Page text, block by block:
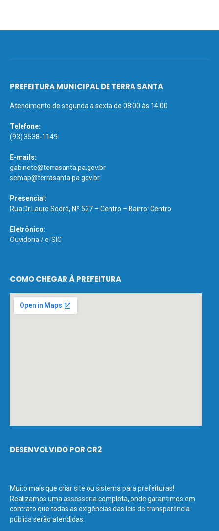
PREFEITURA MUNICIPAL DE TERRA SANTA
Atendimento de segunda a sexta de 08:00 às 14:00
Telefone:
(93) 3538-1149
E-mails:
gabinete@terrasanta.pa.gov.br
semap@terrasanta.pa.gov.br
Presencial:
Rua Dr.Lauro Sodré, Nº 527 – Centro – Bairro: Centro
Eletrônico:
Ouvidoria /e-SIC
COMO CHEGAR À PREFEITURA
DESENVOLVIDO POR CR2
Muito mais que criar site ou sistema para prefeituras!
Realizamos uma assessoria completa, onde garantimos em
contrato que todas as exigências das leis de transparência
pública serão atendidas.